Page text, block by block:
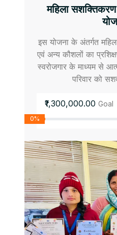
महिला
इस योजना के अंतर्गत
एवं अन्य कौशलों का
स्वरोजगार के माध्यम से
परिवार को
₹1,300,000.00 Goal
0%